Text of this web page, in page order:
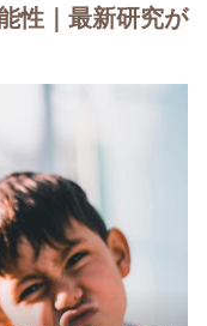
性｜最新研究が